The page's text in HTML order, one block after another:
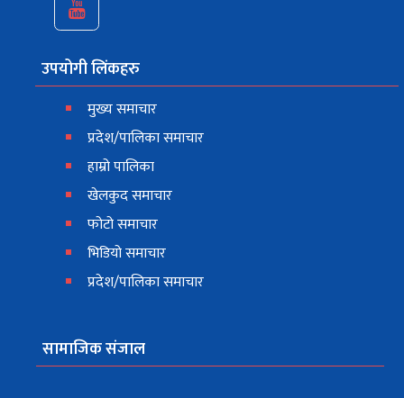
उपयोगी लिंकहरु
मुख्य समाचार
प्रदेश/पालिका समाचार
हाम्रो पालिका
खेलकुद समाचार
फोटो समाचार
भिडियो समाचार
प्रदेश/पालिका समाचार
सामाजिक संजाल